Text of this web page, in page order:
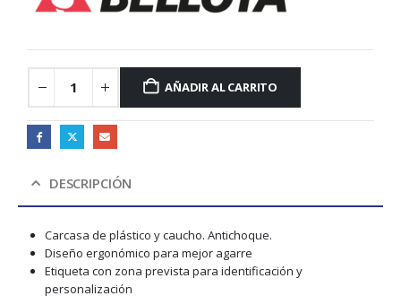
AÑADIR AL CARRITO
DESCRIPCIÓN
Carcasa de plástico y caucho. Antichoque.
Diseño ergonómico para mejor agarre
Etiqueta con zona prevista para identificación y
personalización